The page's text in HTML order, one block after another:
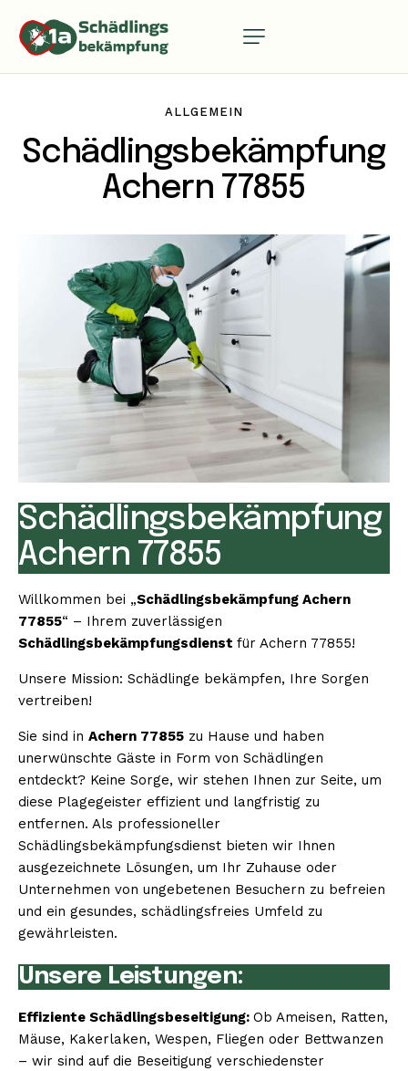
ALLGEMEIN
Schädlingsbekämpfung
Achern 77855
Schädlingsbekämpfung
Achern 77855
Willkommen bei „Schädlingsbekämpfung Achern
77855“ – Ihrem zuverlässigen
Schädlingsbekämpfungsdienst für Achern 77855!
Unsere Mission: Schädlinge bekämpfen, Ihre Sorgen
vertreiben!
Sie sind in Achern 77855 zu Hause und haben
unerwünschte Gäste in Form von Schädlingen
entdeckt? Keine Sorge, wir stehen Ihnen zur Seite, um
diese Plagegeister effizient und langfristig zu
entfernen. Als professioneller
Schädlingsbekämpfungsdienst bieten wir Ihnen
ausgezeichnete Lösungen, um Ihr Zuhause oder
Unternehmen von ungebetenen Besuchern zu befreien
und ein gesundes, schädlingsfreies Umfeld zu
gewährleisten.
Unsere Leistungen:
Effiziente Schädlingsbeseitigung: Ob Ameisen, Ratten,
Mäuse, Kakerlaken, Wespen, Fliegen oder Bettwanzen
– wir sind auf die Beseitigung verschiedenster